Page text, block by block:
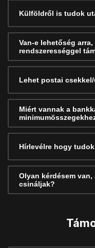
Külföldről is tudok
Van-e lehetőség
rendszerességgel
Lehet postai
Miért vannak a
Hírlevélre hogy
Olyan kérdésem
csináljak?